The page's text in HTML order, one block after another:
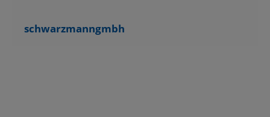
schwarzmanngmbh